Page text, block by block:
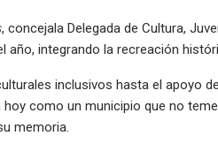
, concejala Delegada de Cultura,
año, integrando la recreación
inclusivos hasta el apoyo
como un municipio que no
memoria.